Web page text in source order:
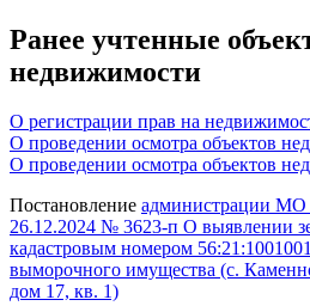
Ранее учтенные
недвижимости
О регистрации прав на
О проведении осмотра объектов
О проведении осмотра объектов
Постановление администрации МО
26.12.2024 № 3623-п О выявлении
кадастровым номером
выморочного имущества (с.
дом 17, кв. 1)